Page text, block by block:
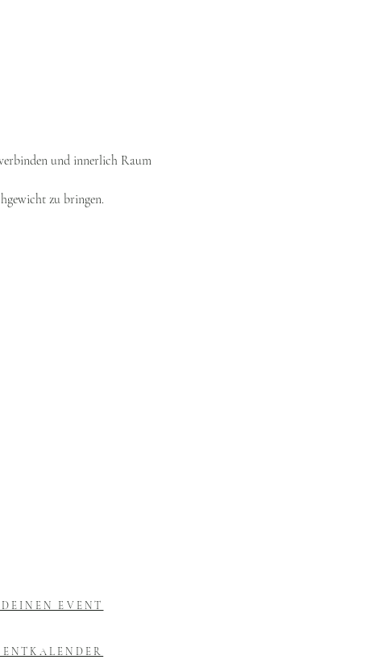
und innerlich Raum
zu bringen.
EVENT